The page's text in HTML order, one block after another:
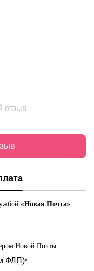
отзыв
«Новая Почта»
Новой Почты
ФЛП)*